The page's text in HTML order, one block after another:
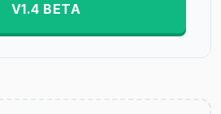
V1.4 BETA